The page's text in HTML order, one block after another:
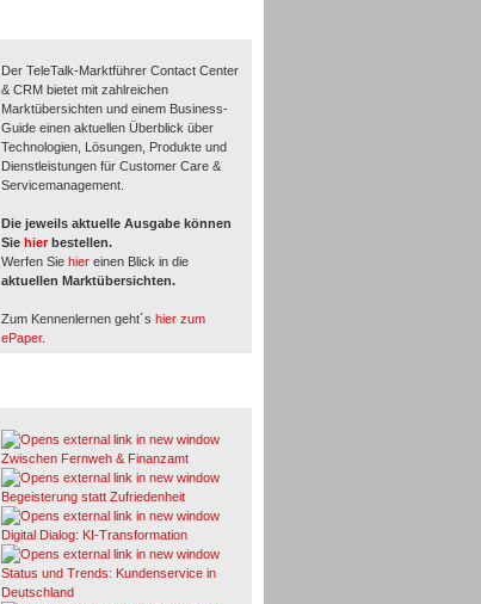
Der TeleTalk-Marktführer Contact Center
& CRM bietet mit zahlreichen
Marktübersichten und einem Business-
Guide einen aktuellen Überblick über
Technologien, Lösungen, Produkte und
Dienstleistungen für Customer Care &
Servicemanagement.
Die jeweils aktuelle Ausgabe können
Sie hier bestellen.
Werfen Sie hier einen Blick in die
aktuellen Marktübersichten.
Zum Kennenlernen geht´s hier zum
ePaper.
Zwischen Fernweh & Finanzamt
Begeisterung statt Zufriedenheit
Digital Dialog: KI-Transformation
Status und Trends: Kundenservice in
Deutschland